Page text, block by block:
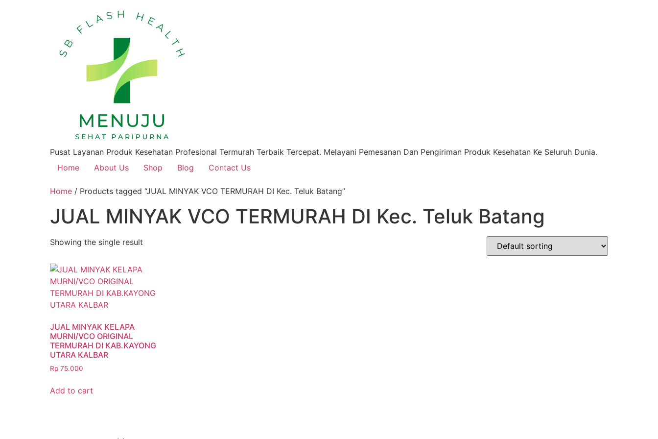
Pusat Layanan Produk Kesehatan Profesional Termurah Terbaik Tercepat. Melayani Pemesanan Dan Pengiriman Produk Kesehatan Ke Seluruh Dunia.
Home
About Us Shop Blog Contact Us
Home / Products tagged “JUAL MINYAK VCO TERMURAH DI Kec. Teluk Batang”
JUAL MINYAK VCO TERMURAH DI Kec. Teluk Batang
Showing the single result
JUAL MINYAK KELAPA
MURNI/VCO ORIGINAL
TERMURAH DI KAB.KAYONG
UTARA KALBAR
Rp 75.000
Add to cart